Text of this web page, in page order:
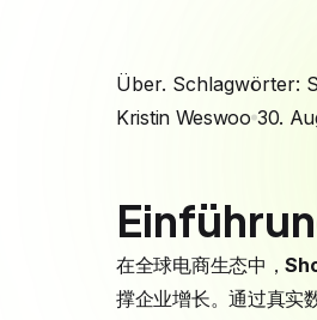
Über. Schlagwörter:
Kristin Weswoo 30.
在全球电商生态中，
撑企业增长。通过真实